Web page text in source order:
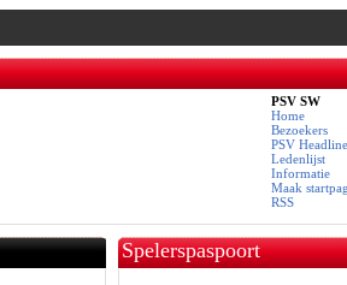
PSV SW
Home
Bezoekers
PSV
Ledenlijst
Informatie
Maak
RSS
Spelerspaspoort